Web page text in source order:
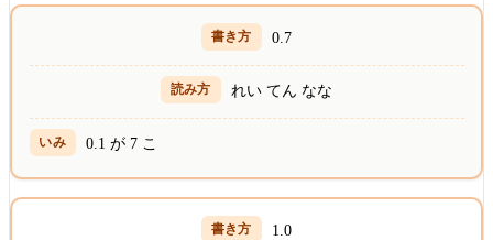
0.7
れい てん なな
0.1 が 7 こ
1.0